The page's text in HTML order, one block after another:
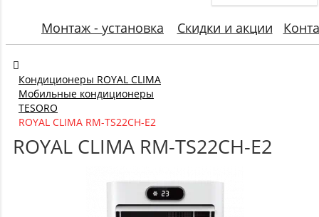
Монтаж - установка Скидки и акции
Кондиционеры ROYAL CLIMA
Мобильные кондиционеры
TESORO
ROYAL CLIMA RM-TS22CH-E2
ROYAL CLIMA RM-TS22CH-E2